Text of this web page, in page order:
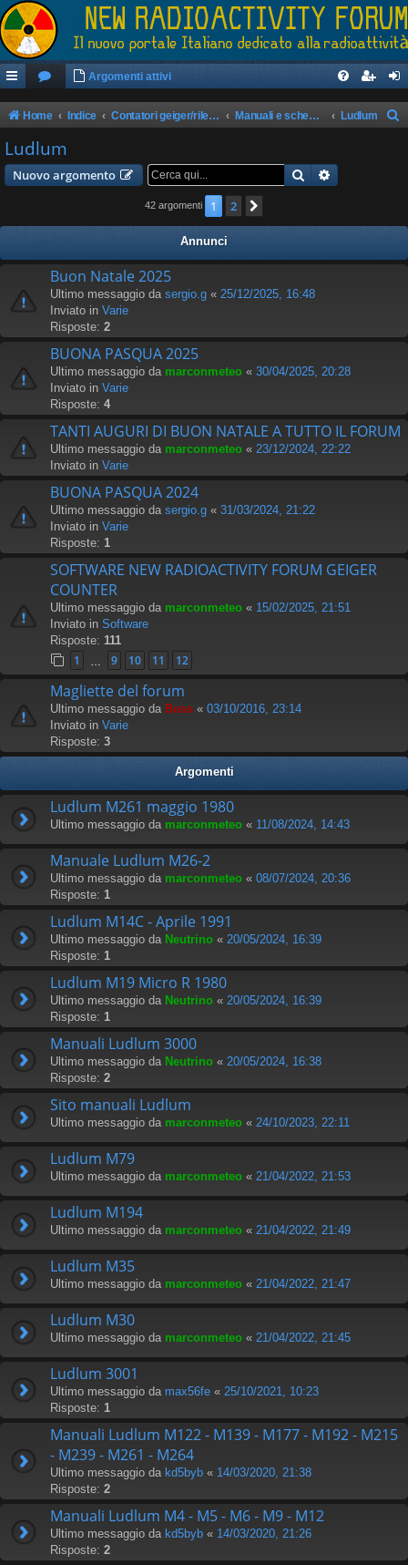
Argomenti attivi
Home Indice Contatori geiger/rilevatori di radioattività Manuali e schemi apparati Ludlum
Ludlum
Nuovo argomento Cerca
42 argomenti 1 2
Annunci
Buon Natale 2025
Ultimo messaggio da sergio.g « 25/12/2025, 16:48
Inviato in Varie
Risposte: 2
BUONA PASQUA 2025
Ultimo messaggio da marconmeteo « 30/04/2025, 20:28
Inviato in Varie
Risposte: 4
TANTI AUGURI DI BUON NATALE A TUTTO IL FORUM
Ultimo messaggio da marconmeteo « 23/12/2024, 22:22
Inviato in Varie
BUONA PASQUA 2024
Ultimo messaggio da sergio.g « 31/03/2024, 21:22
Inviato in Varie
Risposte: 1
SOFTWARE NEW RADIOACTIVITY FORUM GEIGER
COUNTER
Ultimo messaggio da marconmeteo « 15/02/2025, 21:51
Inviato in Software
Risposte: 111
1 9 10 11 12
Magliette del forum
Ultimo messaggio da Boss « 03/10/2016, 23:14
Inviato in Varie
Risposte: 3
Argomenti
Ludlum M261 maggio 1980
Ultimo messaggio da marconmeteo « 11/08/2024, 14:43
Manuale Ludlum M26-2
Ultimo messaggio da marconmeteo « 08/07/2024, 20:36
Risposte: 1
Ludlum M14C - Aprile 1991
Ultimo messaggio da Neutrino « 20/05/2024, 16:39
Risposte: 1
Ludlum M19 Micro R 1980
Ultimo messaggio da Neutrino « 20/05/2024, 16:39
Risposte: 1
Manuali Ludlum 3000
Ultimo messaggio da Neutrino « 20/05/2024, 16:38
Risposte: 2
Sito manuali Ludlum
Ultimo messaggio da marconmeteo « 24/10/2023, 22:11
Ludlum M79
Ultimo messaggio da marconmeteo « 21/04/2022, 21:53
Ludlum M194
Ultimo messaggio da marconmeteo « 21/04/2022, 21:49
Ludlum M35
Ultimo messaggio da marconmeteo « 21/04/2022, 21:47
Ludlum M30
Ultimo messaggio da marconmeteo « 21/04/2022, 21:45
Ludlum 3001
Ultimo messaggio da max56fe « 25/10/2021, 10:23
Risposte: 1
Manuali Ludlum M122 - M139 - M177 - M192 - M215
- M239 - M261 - M264
Ultimo messaggio da kd5byb « 14/03/2020, 21:38
Risposte: 2
Manuali Ludlum M4 - M5 - M6 - M9 - M12
Ultimo messaggio da kd5byb « 14/03/2020, 21:26
Risposte: 2